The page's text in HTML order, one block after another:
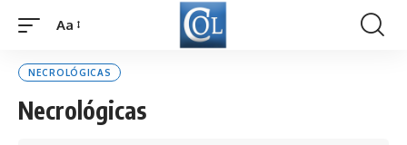
Font
Aa
NECROLÓGICAS
Necrológicas